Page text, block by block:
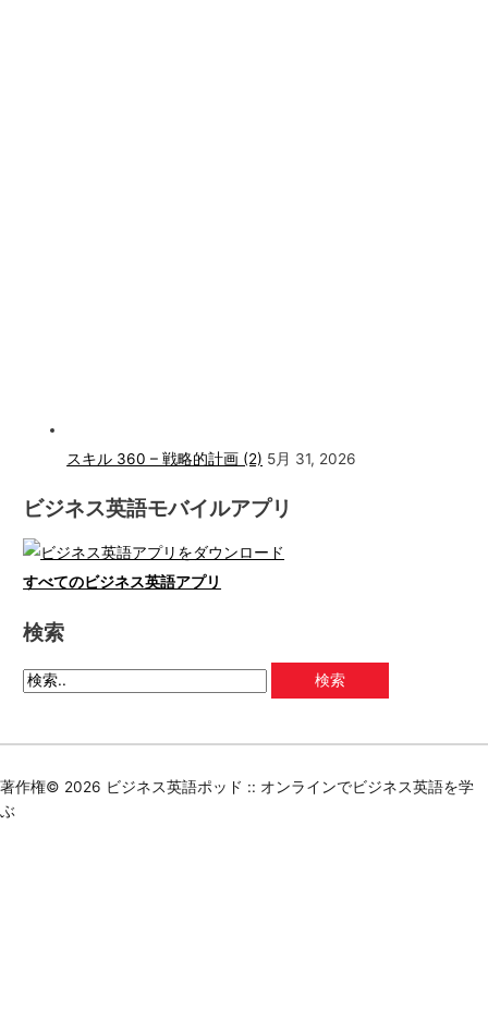
スキル 360 – 戦略的計画 (2) 5月 31, 2026
ビジネス英語モバイルアプリ
すべてのビジネス英語アプリ
検索
著作権© 2026 ビジネス英語ポッド :: オンラインでビジネス英語を学
ぶ